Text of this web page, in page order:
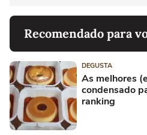
Recomendado para
DEGUSTA
As melhores
condensado
ranking